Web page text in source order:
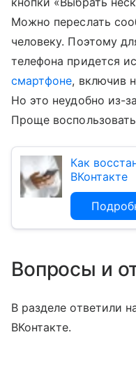
Можно переслать
человеку. Поэтому
телефона придется
смартфоне, включив
Но это неудобно из-
Проще
Как
ВКонтакте
Вопросы и
В разделе ответили
ВКонтакте.